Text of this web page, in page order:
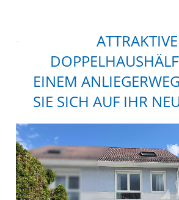
ATTRAKTIVE
EINEM
SIE SICH AUF IHR